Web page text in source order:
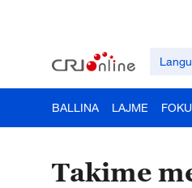
BALLINA LAJME
Takime